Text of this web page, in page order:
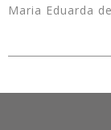
Maria Eduarda